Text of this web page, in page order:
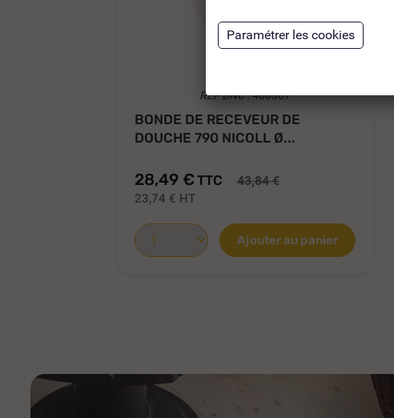
REF DNC :400307
BONDE DE RECEVEUR DE
DOUCHE 790 NICOLL Ø...
28,49 € TTC 43,84 €
23,74 € HT
Ajouter au panier